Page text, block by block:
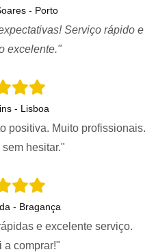
- Porto
Serviço rápido e
excelente."
- Lisboa
positiva. Muito profissionais.
hesitar."
- Bragança
e excelente serviço.
a comprar!"